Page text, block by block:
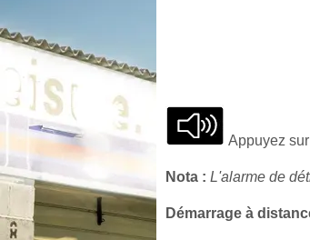
Appuyez
Nota : L'alarme de
Démarrage à